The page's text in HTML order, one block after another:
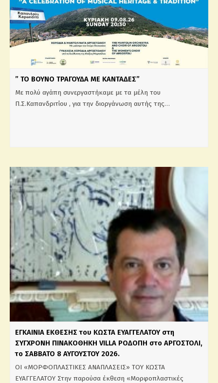
” ΤΟ ΒΟΥΝΟ ΤΡΑΓΟΥΔΑ ΜΕ ΚΑΝΤΑΔΕΣ”
Με πολύ αγάπη συνεργαστήκαμε με τα μέλη του
Π.Σ.Καπανδριτίου , για την διοργάνωση αυτής της…
ΕΓΚΑΙΝΙΑ ΕΚΘΕΣΗΣ του ΚΩΣΤΑ ΕΥΑΓΓΕΛΑΤΟΥ στη
ΣΥΓΧΡΟΝΗ ΠΙΝΑΚΟΘΗΚΗ VILLA ΡΟΔΟΠΗ στο ΑΡΓΟΣΤΟΛΙ,
το ΣΑΒΒΑΤΟ 8 ΑΥΓΟΥΣΤΟΥ 2026.
ΟΙ «ΜΟΡΦΟΠΛΑΣΤΙΚΕΣ ΑΝΑΠΛΑΣΕΙΣ» ΤΟΥ ΚΩΣΤΑ
ΕΥΑΓΓΕΛΑΤΟΥ Στην παρούσα έκθεση «Μορφοπλαστικές